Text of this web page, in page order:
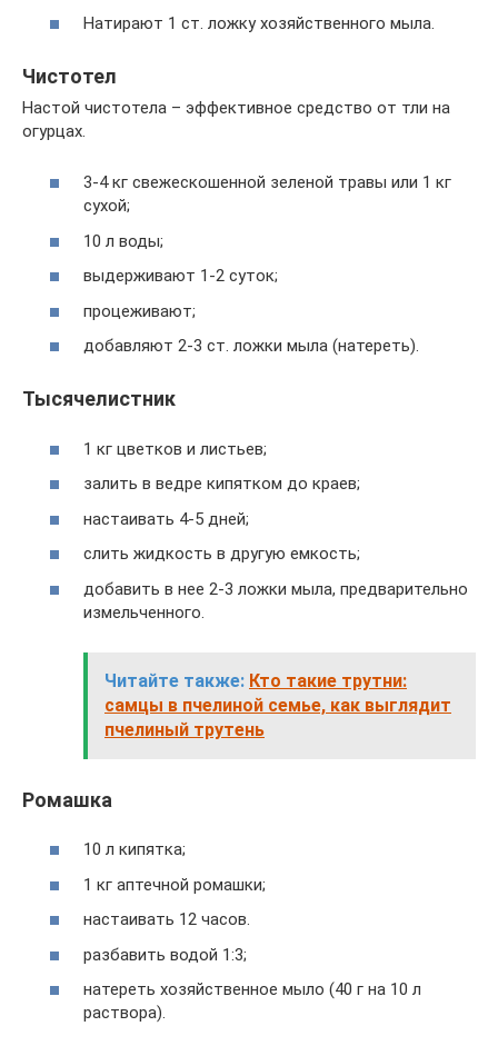
Натирают 1 ст. ложку хозяйственного мыла.
Чистотел
Настой чистотела – эффективное средство от тли на
огурцах.
3-4 кг свежескошенной зеленой травы или 1 кг
сухой;
10 л воды;
выдерживают 1-2 суток;
процеживают;
добавляют 2-3 ст. ложки мыла (натереть).
Тысячелистник
1 кг цветков и листьев;
залить в ведре кипятком до краев;
настаивать 4-5 дней;
слить жидкость в другую емкость;
добавить в нее 2-3 ложки мыла, предварительно
измельченного.
Читайте также: Кто такие трутни:
самцы в пчелиной семье, как выглядит
пчелиный трутень
Ромашка
10 л кипятка;
1 кг аптечной ромашки;
настаивать 12 часов.
разбавить водой 1:3;
натереть хозяйственное мыло (40 г на 10 л
раствора).